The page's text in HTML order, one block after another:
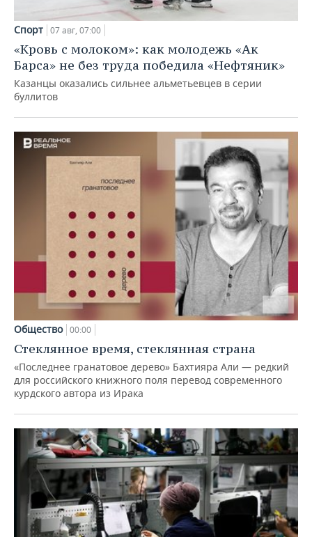
Спорт 07 авг, 07:00
«Кровь с молоком»: как молодежь «Ак
Барса» не без труда победила «Нефтяник»
Казанцы оказались сильнее альметьевцев в серии
буллитов
Общество 00:00
Стеклянное время, стеклянная страна
«Последнее гранатовое дерево» Бахтияра Али — редкий
для российского книжного поля перевод современного
курдского автора из Ирака